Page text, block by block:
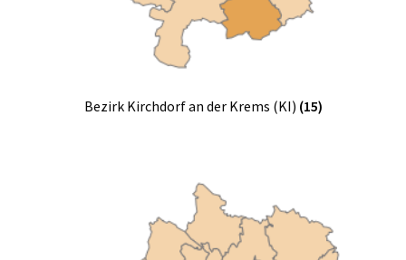
Bezirk Kirchdorf an der Krems (KI) (15)